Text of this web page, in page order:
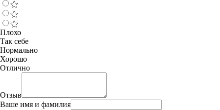
Плохо
Так себе
Нормально
Хорошо
Отлично
Отзыв
Ваше имя и фамилия